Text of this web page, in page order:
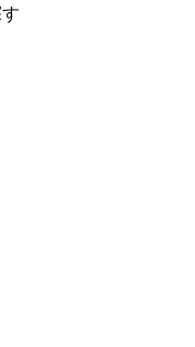
能調査・要件調整とaws